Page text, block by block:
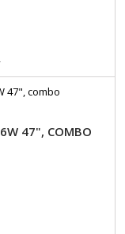
47", COMBO